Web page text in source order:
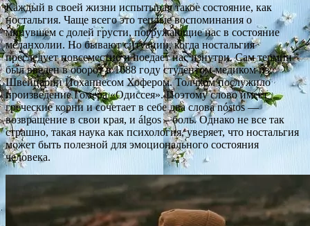
Каждый в своей жизни испытывал такое состояние, как
ностальгия. Чаще всего это теплые воспоминания о
минувшем с долей грусти, погружающие нас в состояние
меланхолии. Но бывают ситуации, когда ностальгия
преследует повсеместно и поедает нас изнутри. Сам термин
был введен в оборот в 1688 году студентом-медиком из
Швейцарии Йоханнесом Хофером. Толчком послужило
произведение Гомера «Одиссея». Поэтому слово имеет
греческие корни и сочетает в себе два слова nóstos —
возвращение в свои края, и álgos – боль. Однако не все так
страшно, такая наука как психология, уверяет, что ностальгия
может быть полезной для эмоционального состояния
человека.